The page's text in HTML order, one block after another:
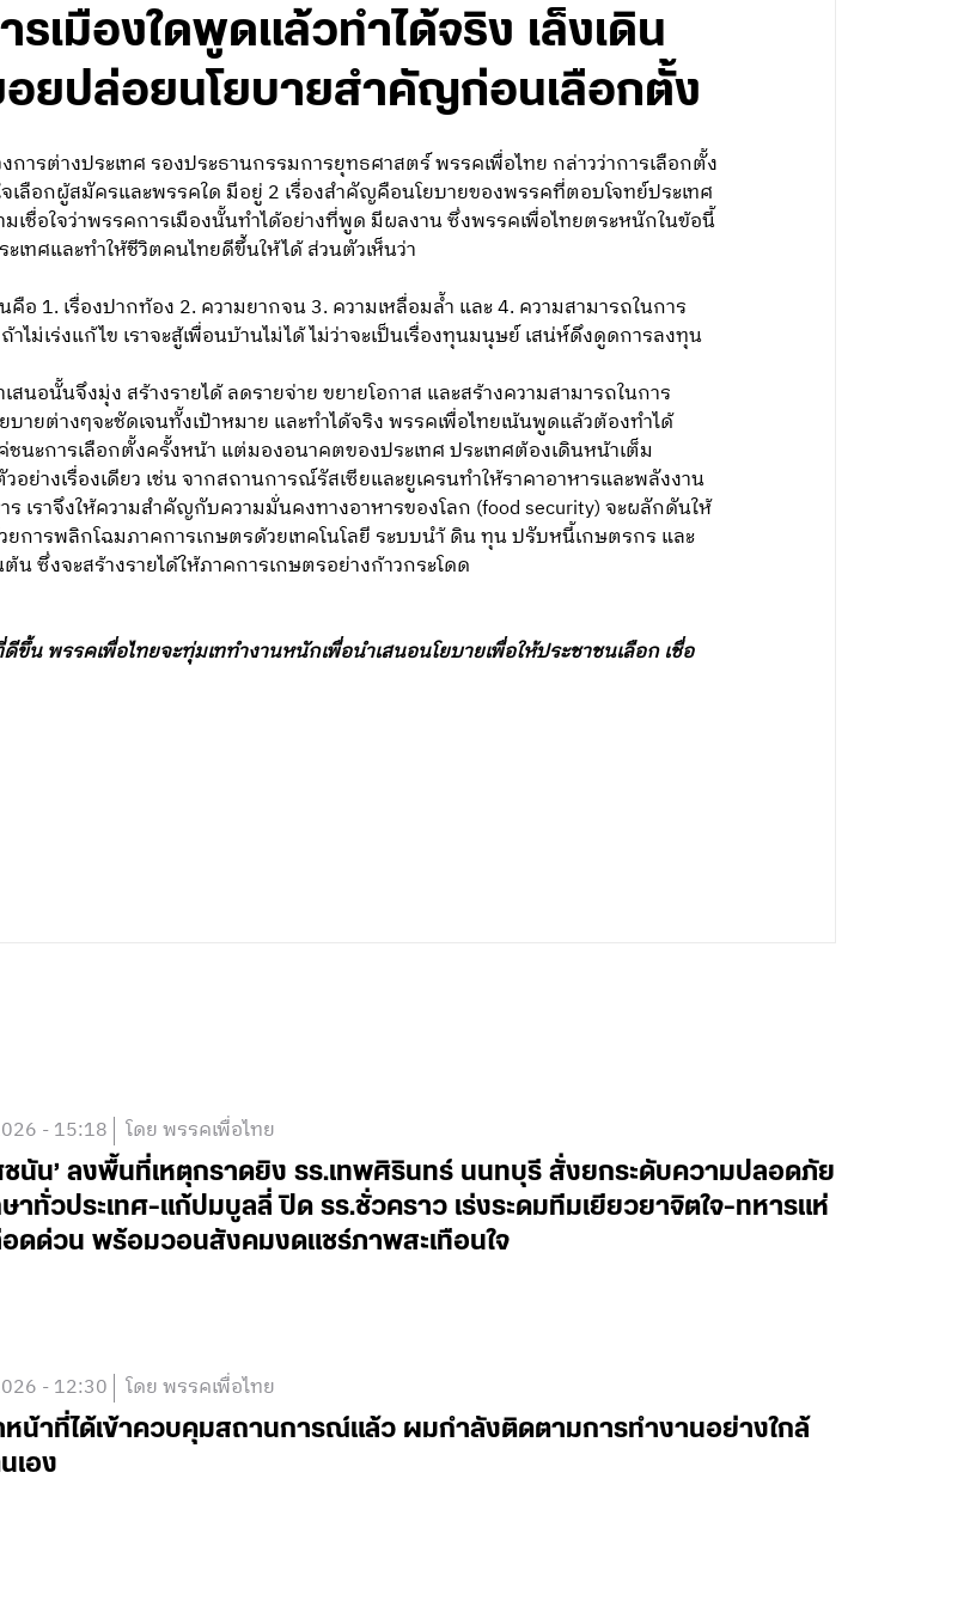
เมืองใดพูดแล้วทำได้จริง เล็งเดิน
ยปล่อยนโยบายสำคัญก่อนเลือกตั้ง
รต่างประเทศ รองประธานกรรมการยุทธศาสตร์ พรรคเพื่อไทย กล่าวว่าการเลือกตั้ง
ลือกผู้สมัครและพรรคใด มีอยู่ 2 เรื่องสำคัญคือนโยบายของพรรคที่ตอบโจทย์ประเทศ
เชื่อใจว่าพรรคการเมืองนั้นทำได้อย่างที่พูด มีผลงาน ซึ่งพรรคเพื่อไทยตระหนักในข้อนี้
ทศและทำให้ชีวิตคนไทยดีขึ้นให้ได้ ส่วนตัวเห็นว่า
1. เรื่องปากท้อง 2. ความยากจน 3. ความเหลื่อมล้ำ และ 4. ความสามารถในการ
ม่เร่งแก้ไข เราจะสู้เพื่อนบ้านไม่ได้ ไม่ว่าจะเป็นเรื่องทุนมนุษย์ เสน่ห์ดึงดูดการลงทุน
นอนั้นจึงมุ่ง สร้างรายได้ ลดรายจ่าย ขยายโอกาส และสร้างความสามารถในการ
ายต่างๆจะชัดเจนทั้งเป้าหมาย และทำได้จริง พรรคเพื่อไทยเน้นพูดแล้วต้องทำได้
นะการเลือกตั้งครั้งหน้า แต่มองอนาคตของประเทศ ประเทศต้องเดินหน้าเต็ม
ย่างเรื่องเดียว เช่น จากสถานการณ์รัสเซียและยูเครนทำให้ราคาอาหารและพลังงาน
เราจึงให้ความสำคัญกับความมั่นคงทางอาหารของโลก (food security) จะผลักดันให้
ยการพลิกโฉมภาคการเกษตรด้วยเทคโนโลยี ระบบนำ้ ดิน ทุน ปรับหนี้เกษตรกร และ
น ซึ่งจะสร้างรายได้ให้ภาคการเกษตรอย่างก้าวกระโดด
น พรรคเพื่อไทยจะทุ่มเททำงานหนักเพื่อนำเสนอนโยบายเพื่อให้ประชาชนเลือก เชื่อ
- 15:18 โดย พรรคเพื่อไทย
ชนัน’ ลงพื้นที่เหตุกราดยิง รร.เทพศิรินทร์ นนทบุรี สั่งยกระดับความปลอดภัย
าทั่วประเทศ-แก้ปมบูลลี่ ปิด รร.ชั่วคราว เร่งระดมทีมเยียวยาจิตใจ-ทหารแห่
อดด่วน พร้อมวอนสังคมงดแชร์ภาพสะเทือนใจ
- 12:30 โดย พรรคเพื่อไทย
หน้าที่ได้เข้าควบคุมสถานการณ์แล้ว ผมกำลังติดตามการทำงานอย่างใกล้
เอง